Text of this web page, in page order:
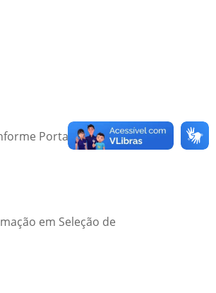
Portaria nº 2.571, de
em Seleção de